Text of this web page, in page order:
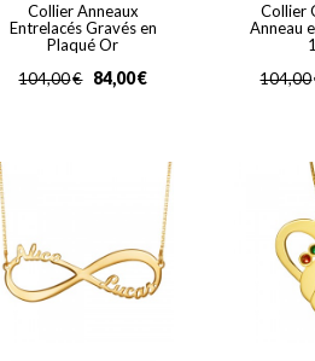
Collier Anneaux
Entrelacés Gravés en
Plaqué Or
€
104,00 €
84,00
Collier
Anneau
104,00